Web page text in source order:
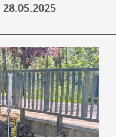
28.05.2025